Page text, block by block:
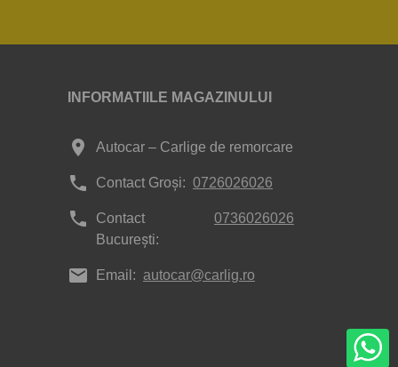
INFORMATIILE MAGAZINULUI
place Autocar – Carlige de remorcare
phone Contact Groși: 0726026026
phone
Contact
București:
0736026026
mail Email: autocar@carlig.ro